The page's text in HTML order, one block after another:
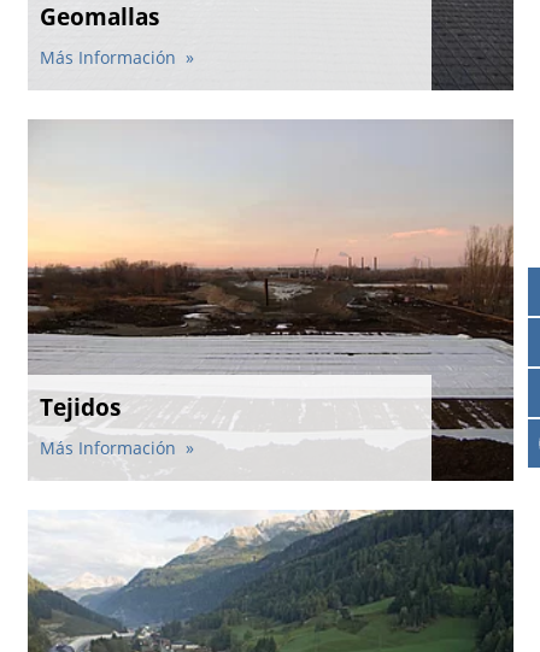
Contactos
Contacto global
Empleos y Carreras
Geomallas
Más Información
Tejidos
Más Información